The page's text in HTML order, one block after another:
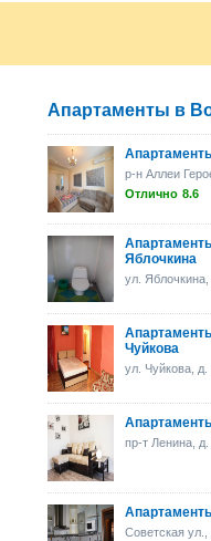
Апартаменты в
р-н Аллеи
Отлично 8.6
Яблочкина
ул. Яблочкина,
Чуйкова
ул. Чуйкова, д.
пр-т Ленина, д.
Советская ул.,